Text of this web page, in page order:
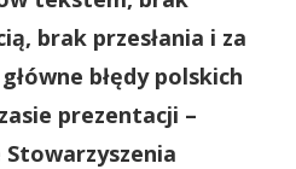
brak przesłania i za
błędy polskich
prezentacji –